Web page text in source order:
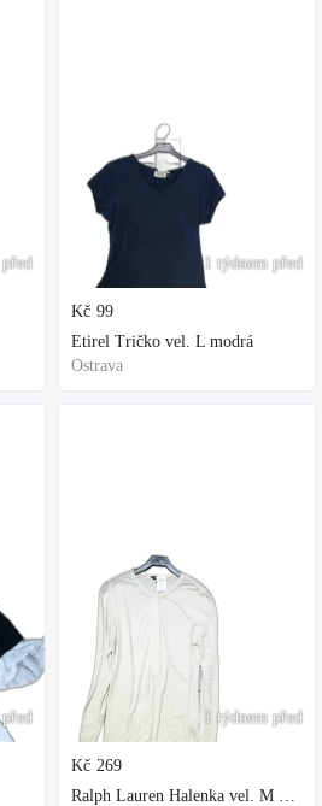
1 týdnem před
Kč 99
Etirel Tričko vel. L modrá
Ostrava
1 týdnem před
Kč 269
Ralph Lauren Halenka vel. M bílá